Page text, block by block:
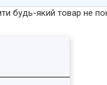
будь-який товар не